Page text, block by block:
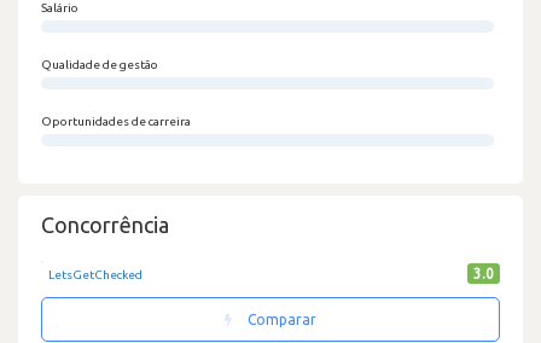
Salário
Qualidade de gestão
Oportunidades de carreira
Concorrência
LetsGetChecked 3.0
Comparar